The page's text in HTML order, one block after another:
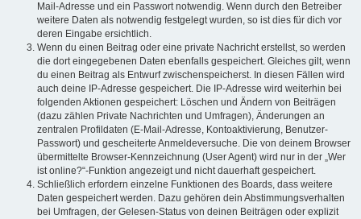
Mail-Adresse und ein Passwort notwendig. Wenn durch den Betreiber
weitere Daten als notwendig festgelegt wurden, so ist dies für dich vor
deren Eingabe ersichtlich.
Wenn du einen Beitrag oder eine private Nachricht erstellst, so werden
die dort eingegebenen Daten ebenfalls gespeichert. Gleiches gilt, wenn
du einen Beitrag als Entwurf zwischenspeicherst. In diesen Fällen wird
auch deine IP-Adresse gespeichert. Die IP-Adresse wird weiterhin bei
folgenden Aktionen gespeichert: Löschen und Ändern von Beiträgen
(dazu zählen Private Nachrichten und Umfragen), Änderungen an
zentralen Profildaten (E-Mail-Adresse, Kontoaktivierung, Benutzer-
Passwort) und gescheiterte Anmeldeversuche. Die von deinem Browser
übermittelte Browser-Kennzeichnung (User Agent) wird nur in der „Wer
ist online?“-Funktion angezeigt und nicht dauerhaft gespeichert.
Schließlich erfordern einzelne Funktionen des Boards, dass weitere
Daten gespeichert werden. Dazu gehören dein Abstimmungsverhalten
bei Umfragen, der Gelesen-Status von deinen Beiträgen oder explizit